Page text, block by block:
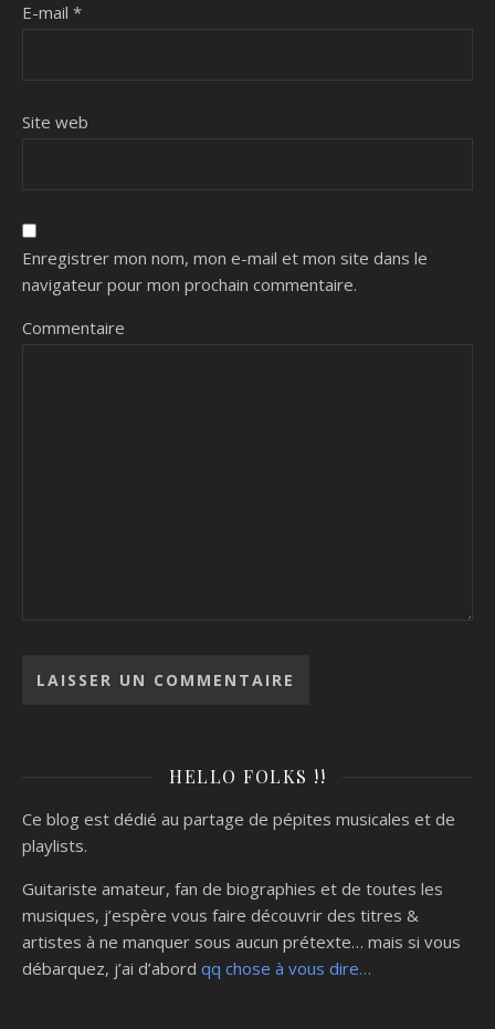
E-mail *
Site web
Enregistrer mon nom, mon e-mail et mon site dans le
navigateur pour mon prochain commentaire.
Commentaire
HELLO FOLKS !!
Ce blog est dédié au partage de pépites musicales et de
playlists.
Guitariste amateur, fan de biographies et de toutes les
musiques, j’espère vous faire découvrir des titres &
artistes à ne manquer sous aucun prétexte… mais si vous
débarquez, j’ai d’abord qq chose à vous dire…